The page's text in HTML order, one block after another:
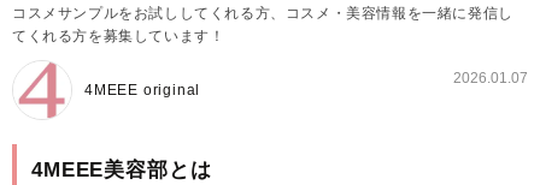
コスメサンプルをお試ししてくれる方、コスメ・美容情報を一緒に発信し
てくれる方を募集しています！
4MEEE original
2026.01.07
4MEEE美容部とは